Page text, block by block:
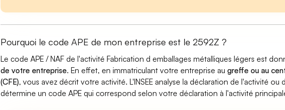
Pourquoi le code APE de mon entreprise est le 2592Z ?
Le code APE / NAF de l'activité Fabrication d emballages métalliques légers est
de votre entreprise. En effet, en immatriculant votre entreprise augreffe ou au
(CFE), vous avez décrit votre activité. L'INSEE analyse la déclaration de l'activité ou
détermine un code APE qui correspond selon votre déclaration à l'activité